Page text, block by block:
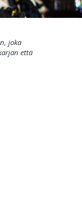
joka
että